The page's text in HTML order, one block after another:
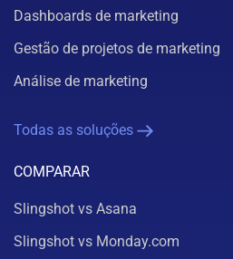
Dashboards de marketing
Gestão de projetos de marketing
Análise de marketing
Todas as soluções
COMPARAR
Slingshot vs Asana
Slingshot vs Monday.com